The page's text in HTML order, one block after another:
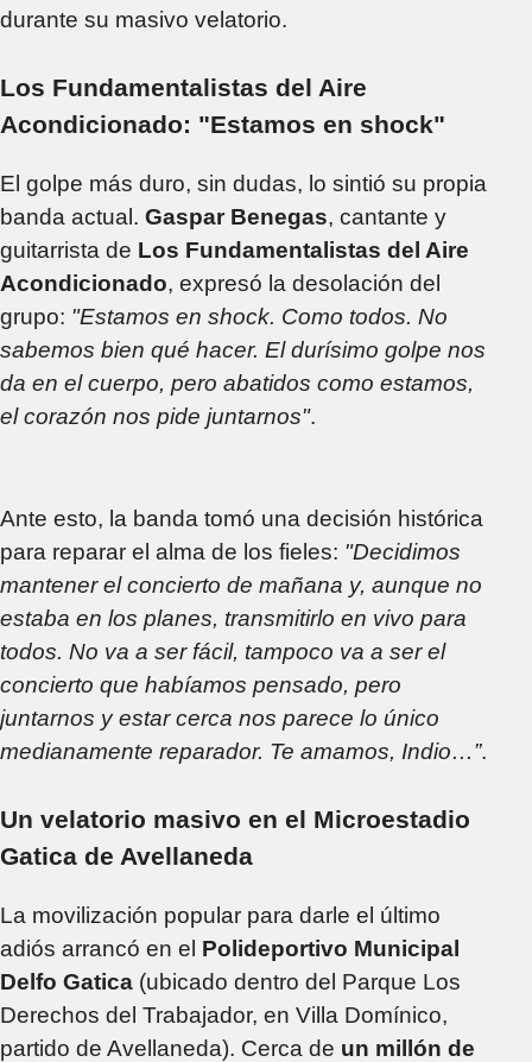
durante su masivo velatorio.
Los Fundamentalistas del Aire
Acondicionado: "Estamos en shock"
El golpe más duro, sin dudas, lo sintió su propia
banda actual. Gaspar Benegas, cantante y
guitarrista de Los Fundamentalistas del Aire
Acondicionado, expresó la desolación del
grupo: "Estamos en shock. Como todos. No
sabemos bien qué hacer. El durísimo golpe nos
da en el cuerpo, pero abatidos como estamos,
el corazón nos pide juntarnos".
Ante esto, la banda tomó una decisión histórica
para reparar el alma de los fieles: "Decidimos
mantener el concierto de mañana y, aunque no
estaba en los planes, transmitirlo en vivo para
todos. No va a ser fácil, tampoco va a ser el
concierto que habíamos pensado, pero
juntarnos y estar cerca nos parece lo único
medianamente reparador. Te amamos, Indio…”.
Un velatorio masivo en el Microestadio
Gatica de Avellaneda
La movilización popular para darle el último
adiós arrancó en el Polideportivo Municipal
Delfo Gatica (ubicado dentro del Parque Los
Derechos del Trabajador, en Villa Domínico,
partido de Avellaneda). Cerca de un millón de